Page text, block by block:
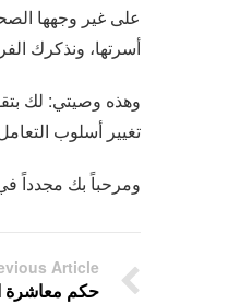
على غير وجهها
أسرتها، ونذكرك
وهذه وصيتي: لك
تغيير أسلوب
ومرحباً بك مجدداً
Article
حكم معاشرة